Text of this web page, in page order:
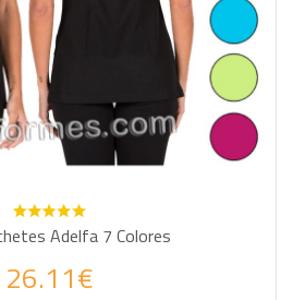
Adelfa 7 Colores
26.11€